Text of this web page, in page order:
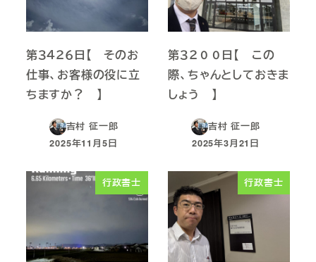
第３４２６日【 そのお
仕事、お客様の役に立
ちますか？ 】
吉村 征一郎
投稿日
2025年11月5日
第３２００日【 この
際、ちゃんとしておきま
しょう 】
吉村 征一郎
投稿日
2025年3月21日
行政書士 行政書士